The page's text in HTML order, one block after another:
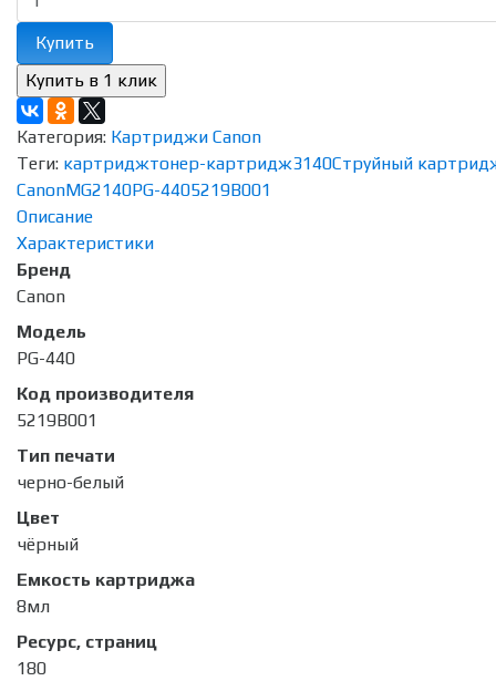
Купить
Категория: Картриджи Canon
Теги: картриджтонер-картридж3140Струйный
CanonMG2140PG-4405219B001
Описание
Характеристики
Бренд
Canon
Модель
PG-440
Код производителя
5219B001
Тип печати
черно-белый
Цвет
чёрный
Емкость картриджа
8мл
Ресурс, страниц
180